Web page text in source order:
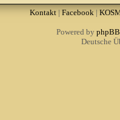
Kontakt| Facebook|
Powered by phpBB
Deutsche